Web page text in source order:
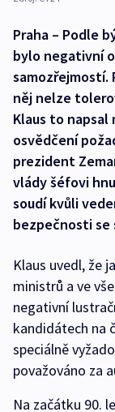
Praha – Podle
bylo negativní
samozřejmostí.
něj nelze
Klaus to napsal
osvědčení
prezident
vlády šéfovi
soudí kvůli
bezpečnosti se
Klaus uvedl, že
ministrů a ve
negativní
kandidátech na
speciálně
považováno za
Na začátku 90.